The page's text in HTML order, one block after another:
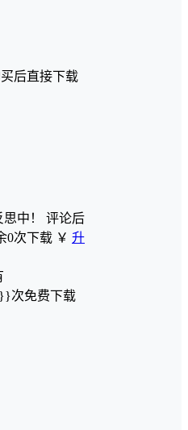
后直接下载
中！ 评论后
0次下载 ￥ 升
次免费下载